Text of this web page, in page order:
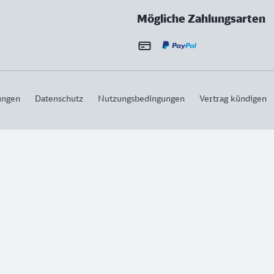
Mögliche Zahlungsarten
Datenschutz Nutzungsbedingungen Vertrag kündigen